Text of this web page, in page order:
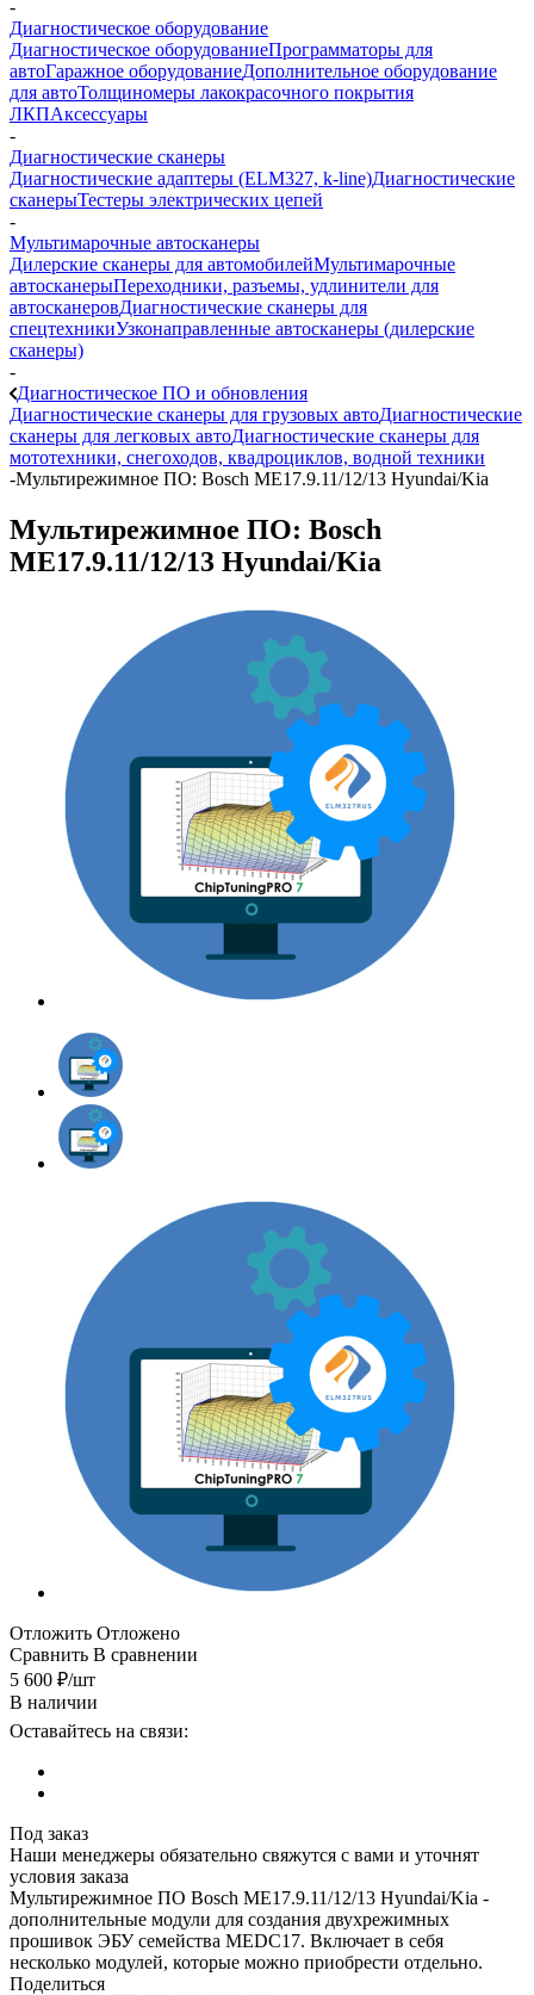
-
Диагностическое оборудование
Диагностическое оборудованиеПрограмматоры для
автоГаражное оборудованиеДополнительное оборудование
для автоТолщиномеры лакокрасочного покрытия
ЛКПАксессуары
-
Диагностические сканеры
Диагностические адаптеры (ELM327, k-line)Диагностические
сканерыТестеры электрических цепей
-
Мультимарочные автосканеры
Дилерские сканеры для автомобилейМультимарочные
автосканерыПереходники, разъемы, удлинители для
автосканеровДиагностические сканеры для
спецтехникиУзконаправленные автосканеры (дилерские
сканеры)
-
Диагностическое ПО и обновления
Диагностические сканеры для грузовых автоДиагностические
сканеры для легковых автоДиагностические сканеры для
мототехники, снегоходов, квадроциклов, водной техники
-Мультирежимное ПО: Bosch ME17.9.11/12/13 Hyundai/Kia
Мультирежимное ПО: Bosch
ME17.9.11/12/13 Hyundai/Kia
Отложить Отложено
Сравнить В сравнении
5 600 ₽/шт
В наличии
Оставайтесь на связи:
Под заказ
Наши менеджеры обязательно свяжутся с вами и уточнят
условия заказа
Мультирежимное ПО Bosch ME17.9.11/12/13 Hyundai/Kia -
дополнительные модули для создания двухрежимных
прошивок ЭБУ семейства MEDC17. Включает в себя
несколько модулей, которые можно приобрести отдельно.
Поделиться